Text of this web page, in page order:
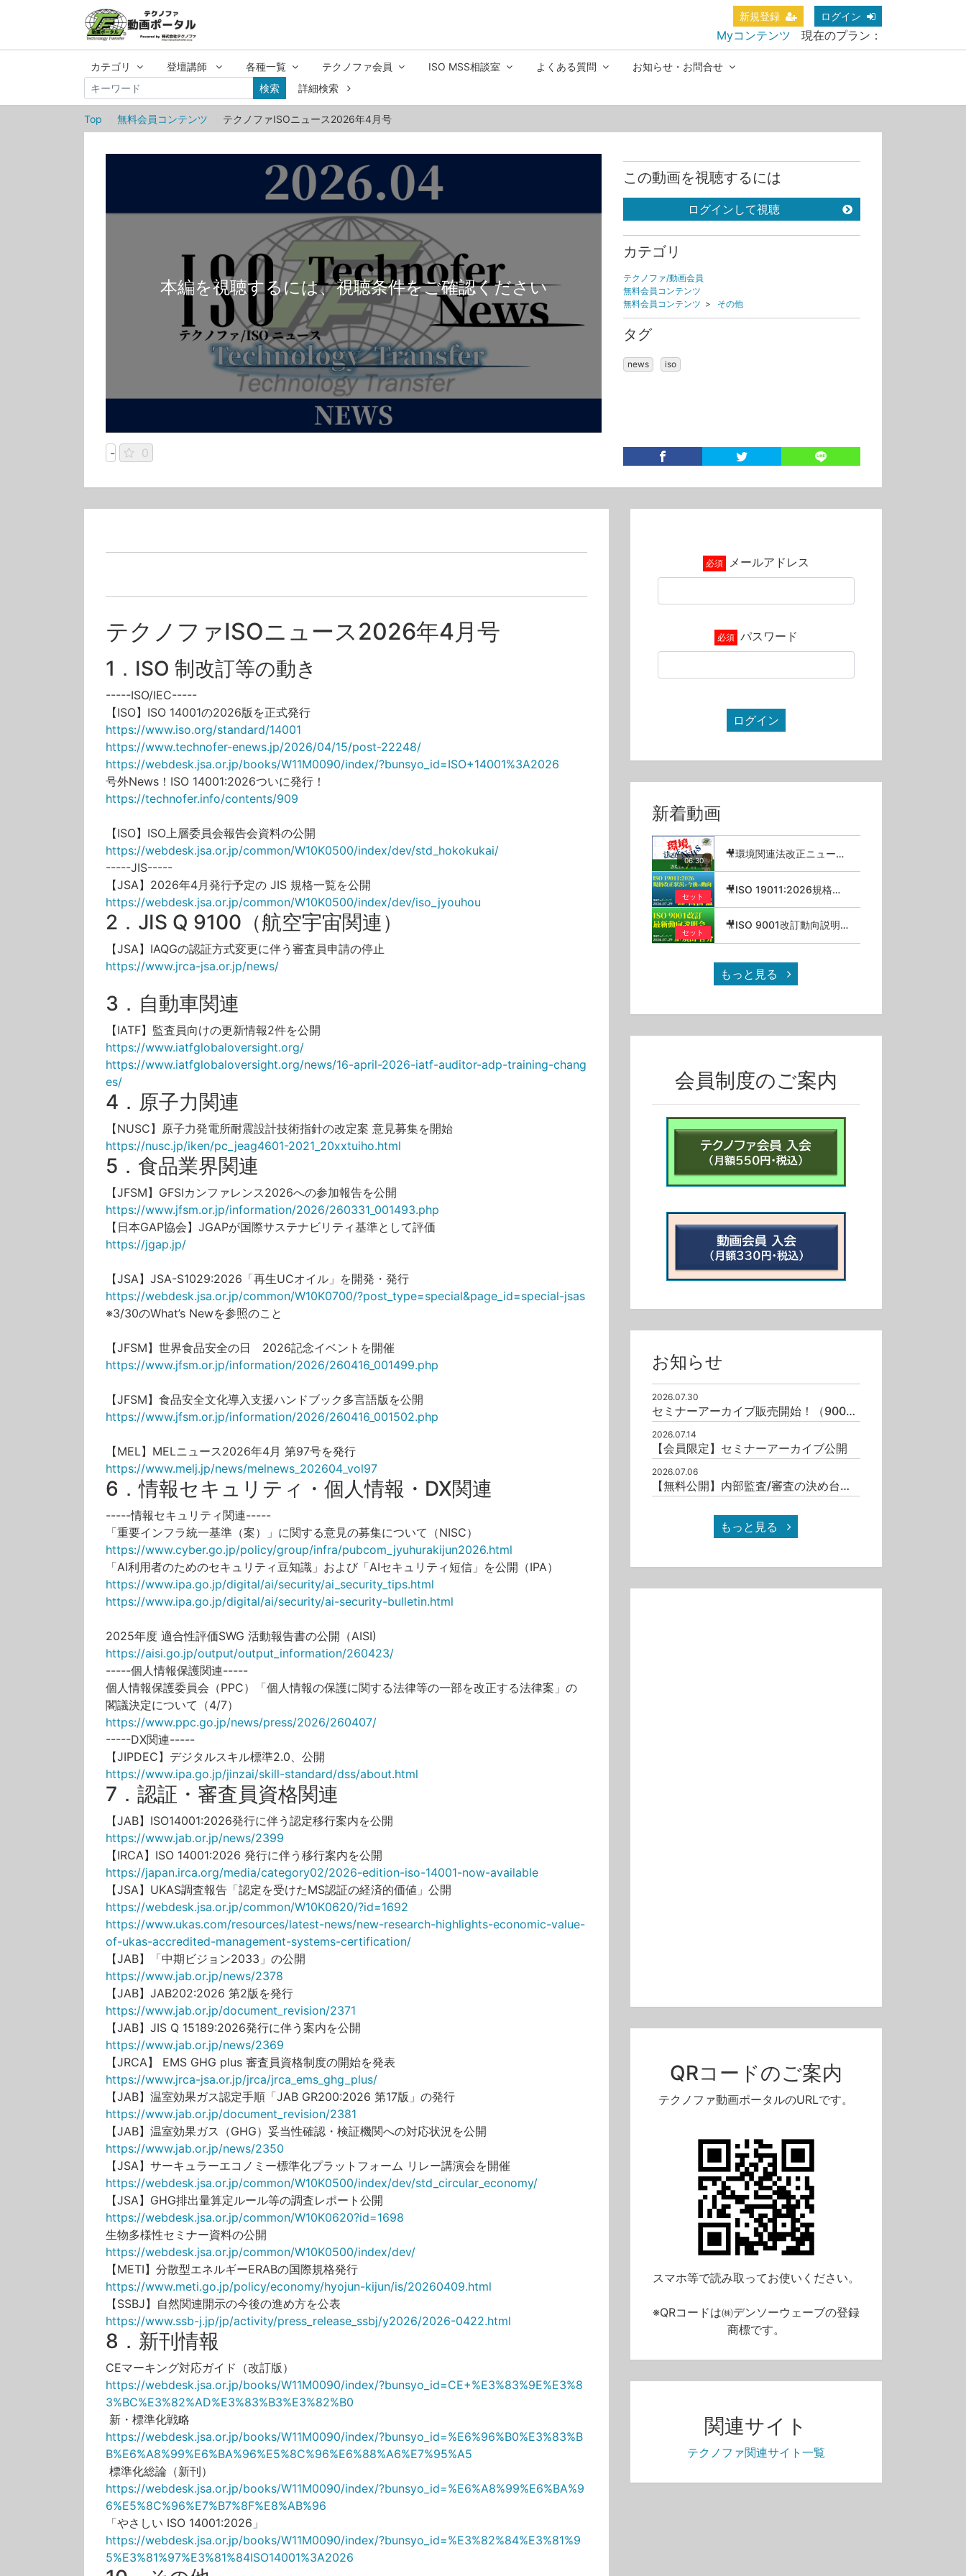
新規登録 ログイン
Myコンテンツ 現在のプラン：
カテゴリ 登壇講師 各種一覧 テクノファ会員 ISO MSS相談室 よくある質問
お知らせ・お問合せ
検索
詳細検索
Top 無料会員コンテンツ テクノファISOニュース2026年4月号
本編を視聴するには、視聴条件をご確認ください
- 0
この動画を視聴するには
ログインして視聴
カテゴリ
テクノファ/動画会員
無料会員コンテンツ
無料会員コンテンツ > その他
タグ
news iso
テクノファISOニュース2026年4月号
1．ISO 制改訂等の動き
-----ISO/IEC-----
【ISO】ISO 14001の2026版を正式発行
https://www.iso.org/standard/14001
https://www.technofer-enews.jp/2026/04/15/post-22248/
https://webdesk.jsa.or.jp/books/W11M0090/index/?bunsyo_id=ISO+14001%3A2026
号外News！ISO 14001:2026ついに発行！
https://technofer.info/contents/909
【ISO】ISO上層委員会報告会資料の公開
https://webdesk.jsa.or.jp/common/W10K0500/index/dev/std_hokokukai/
-----JIS-----
【JSA】2026年4月発行予定の JIS 規格一覧を公開
https://webdesk.jsa.or.jp/common/W10K0500/index/dev/iso_jyouhou
2．JIS Q 9100（航空宇宙関連）
【JSA】IAQGの認証方式変更に伴う審査員申請の停止
https://www.jrca-jsa.or.jp/news/
3．自動車関連
【IATF】監査員向けの更新情報2件を公開
https://www.iatfglobaloversight.org/
https://www.iatfglobaloversight.org/news/16-april-2026-iatf-auditor-adp-training-chang
es/
4．原子力関連
【NUSC】原子力発電所耐震設計技術指針の改定案 意見募集を開始
https://nusc.jp/iken/pc_jeag4601-2021_20xxtuiho.html
5．食品業界関連
【JFSM】GFSIカンファレンス2026への参加報告を公開
https://www.jfsm.or.jp/information/2026/260331_001493.php
【日本GAP協会】JGAPが国際サステナビリティ基準として評価
https://jgap.jp/
【JSA】JSA-S1029:2026「再生UCオイル」を開発・発行
https://webdesk.jsa.or.jp/common/W10K0700/?post_type=special&page_id=special-jsas
※3/30のWhat’s Newを参照のこと
【JFSM】世界食品安全の日 2026記念イベントを開催
https://www.jfsm.or.jp/information/2026/260416_001499.php
【JFSM】食品安全文化導入支援ハンドブック多言語版を公開
https://www.jfsm.or.jp/information/2026/260416_001502.php
【MEL】MELニュース2026年4月 第97号を発行
https://www.melj.jp/news/melnews_202604_vol97
6．情報セキュリティ・個人情報・DX関連
-----情報セキュリティ関連-----
「重要インフラ統一基準（案）」に関する意見の募集について（NISC）
https://www.cyber.go.jp/policy/group/infra/pubcom_jyuhurakijun2026.html
「AI利用者のためのセキュリティ豆知識」および「AIセキュリティ短信」を公開（IPA）
https://www.ipa.go.jp/digital/ai/security/ai_security_tips.html
https://www.ipa.go.jp/digital/ai/security/ai-security-bulletin.html
2025年度 適合性評価SWG 活動報告書の公開（AISI)
https://aisi.go.jp/output/output_information/260423/
-----個人情報保護関連-----
個人情報保護委員会（PPC）「個人情報の保護に関する法律等の一部を改正する法律案」の
閣議決定について（4/7）
https://www.ppc.go.jp/news/press/2026/260407/
-----DX関連-----
【JIPDEC】デジタルスキル標準2.0、公開
https://www.ipa.go.jp/jinzai/skill-standard/dss/about.html
7．認証・審査員資格関連
【JAB】ISO14001:2026発行に伴う認定移行案内を公開
https://www.jab.or.jp/news/2399
【IRCA】ISO 14001:2026 発行に伴う移行案内を公開
https://japan.irca.org/media/category02/2026-edition-iso-14001-now-available
【JSA】UKAS調査報告「認定を受けたMS認証の経済的価値」公開
https://webdesk.jsa.or.jp/common/W10K0620/?id=1692
https://www.ukas.com/resources/latest-news/new-research-highlights-economic-value-
of-ukas-accredited-management-systems-certification/
【JAB】「中期ビジョン2033」の公開
https://www.jab.or.jp/news/2378
【JAB】JAB202:2026 第2版を発行
https://www.jab.or.jp/document_revision/2371
【JAB】JIS Q 15189:2026発行に伴う案内を公開
https://www.jab.or.jp/news/2369
【JRCA】 EMS GHG plus 審査員資格制度の開始を発表
https://www.jrca-jsa.or.jp/jrca/jrca_ems_ghg_plus/
【JAB】温室効果ガス認定手順「JAB GR200:2026 第17版」の発行
https://www.jab.or.jp/document_revision/2381
【JAB】温室効果ガス（GHG）妥当性確認・検証機関への対応状況を公開
https://www.jab.or.jp/news/2350
【JSA】サーキュラーエコノミー標準化プラットフォーム リレー講演会を開催
https://webdesk.jsa.or.jp/common/W10K0500/index/dev/std_circular_economy/
【JSA】GHG排出量算定ルール等の調査レポート公開
https://webdesk.jsa.or.jp/common/W10K0620?id=1698
生物多様性セミナー資料の公開
https://webdesk.jsa.or.jp/common/W10K0500/index/dev/
【METI】分散型エネルギーERABの国際規格発行
https://www.meti.go.jp/policy/economy/hyojun-kijun/is/20260409.html
【SSBJ】自然関連開示の今後の進め方を公表
https://www.ssb-j.jp/jp/activity/press_release_ssbj/y2026/2026-0422.html
8．新刊情報
CEマーキング対応ガイド（改訂版）
https://webdesk.jsa.or.jp/books/W11M0090/index/?bunsyo_id=CE+%E3%83%9E%E3%8
3%BC%E3%82%AD%E3%83%B3%E3%82%B0
新・標準化戦略
https://webdesk.jsa.or.jp/books/W11M0090/index/?bunsyo_id=%E6%96%B0%E3%83%B
B%E6%A8%99%E6%BA%96%E5%8C%96%E6%88%A6%E7%95%A5
標準化総論（新刊）
https://webdesk.jsa.or.jp/books/W11M0090/index/?bunsyo_id=%E6%A8%99%E6%BA%9
6%E5%8C%96%E7%B7%8F%E8%AB%96
「やさしい ISO 14001:2026」
https://webdesk.jsa.or.jp/books/W11M0090/index/?bunsyo_id=%E3%82%84%E3%81%9
5%E3%81%97%E3%81%84ISO14001%3A2026
メールアドレス
パスワード
ログイン
新着動画
06:30
🎥環境関連法改正ニュース_2026年7月
セット
🎥ISO 19011:2026規格改正状況と今後の動向／高橋猛【セミナーアーカイブ】
セット
🎥ISO 9001改訂動向説明会 2026.07.29【セミナーアーカイブ】
もっと見る
会員制度のご案内
お知らせ
2026.07.30
セミナーアーカイブ販売開始！（9001/19011）
2026.07.14
【会員限定】セミナーアーカイブ公開
2026.07.06
【無料公開】内部監査/審査の決め台詞十撰（其之一）
もっと見る
QRコードのご案内
テクノファ動画ポータルのURLです。
スマホ等で読み取ってお使いください。
※QRコードは㈱デンソーウェーブの登録
商標です。
関連サイト
テクノファ関連サイト一覧